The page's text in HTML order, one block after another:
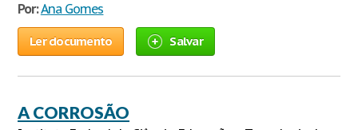
Por:Ana Gomes
Ler documento Salvar
A CORROSÃO